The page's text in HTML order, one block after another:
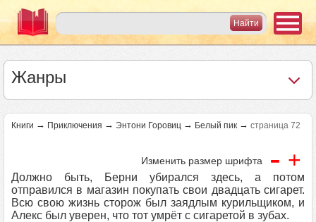
Жанры
Книги → Приключения → Энтони Горовиц → Белый пик → страница 72
Изменить размер шрифта - +
Должно быть, Берни убирался здесь, а потом
отправился в магазин покупать свои двадцать сигарет.
Всю свою жизнь сторож был заядлым курильщиком, и
Алекс был уверен, что тот умрёт с сигаретой в зубах.